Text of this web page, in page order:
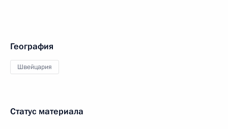
География
Швейцария
Статус материала